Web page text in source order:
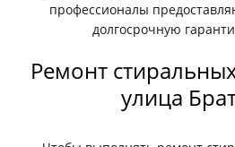
профессионалы
долгосрочную
Ремонт
улица